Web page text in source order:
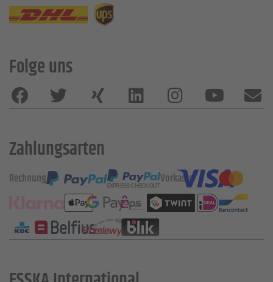
Folge uns
Zahlungsarten
Rechnung Vorkasse